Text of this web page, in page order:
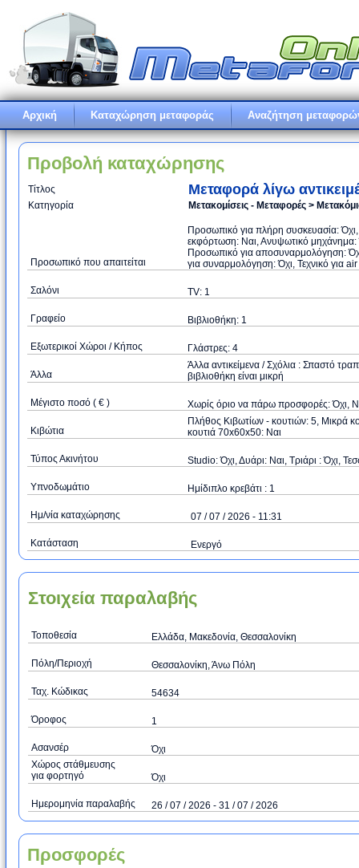
Αρχική Καταχώρηση μεταφοράς Αναζήτηση
Προβολή καταχώρησης
Τίτλος Μεταφορά λίγω
Κατηγορία Μετακομίσεις - Μεταφορές >
Προσωπικό που απαιτείται
Προσωπικό για πλήρη συσκευασία:
εκφόρτωση: Ναι, Ανυψωτικό μηχάνημα:
Προσωπικό για αποσυναρμολόγηση:
για συναρμολόγηση: Όχι, Τεχνικό για
Σαλόνι TV: 1
Γραφείο Βιβλιοθήκη: 1
Εξωτερικοί Χώροι / Κήπος Γλάστρες: 4
Άλλα
Άλλα αντικείμενα / Σχόλια : Σπαστό
βιβλιοθήκη είναι μικρή
Μέγιστο ποσό ( € ) Xωρίς όριο να πάρω προσφορές:
Κιβώτια
Πλήθος Κιβωτίων - κουτιών: 5, Μικρά
κουτιά 70x60x50: Ναι
Τύπος Ακινήτου Studio: Όχι, Δυάρι: Ναι, Τριάρι : Όχι,
Υπνοδωμάτιο Ημίδιπλο κρεβάτι : 1
Ημ/νία καταχώρησης 07 / 07 / 2026 - 11:31
Κατάσταση Ενεργό
Στοιχεία παραλαβής
Τοποθεσία Ελλάδα, Μακεδονία, Θεσσαλονίκη
Πόλη/Περιοχή Θεσσαλονίκη, Άνω Πόλη
Ταχ. Κώδικας 54634
Όροφος 1
Ασανσέρ
Όχι
Χώρος στάθμευσης
για φορτηγό
Όχι
Ημερομηνία παραλαβής 26 / 07 / 2026 - 31 / 07 / 2026
Προσφορές